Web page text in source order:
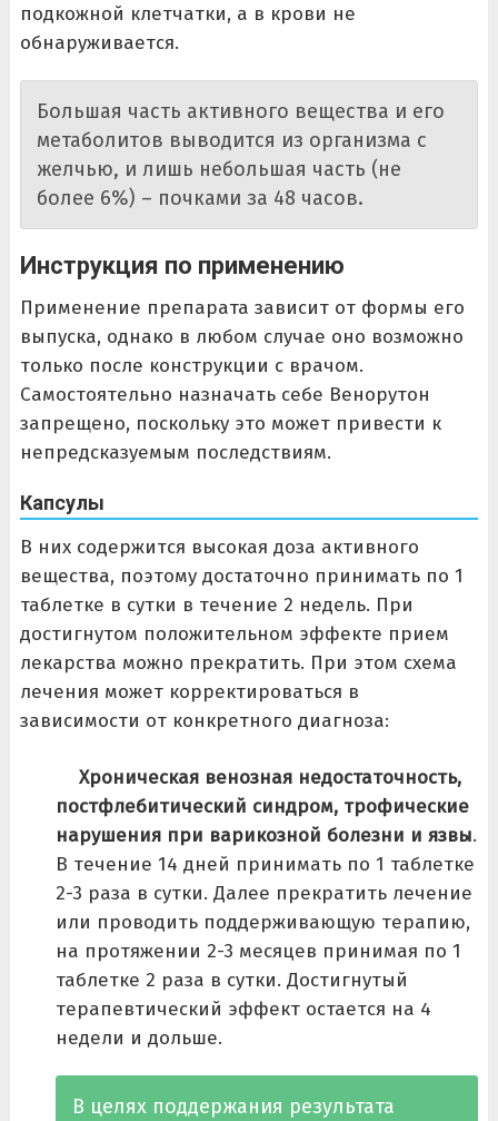
подкожной клетчатки, а в крови не
обнаруживается.
Большая часть активного вещества и его
метаболитов выводится из организма с
желчью, и лишь небольшая часть (не
более 6%) – почками за 48 часов.
Инструкция по применению
Применение препарата зависит от формы его
выпуска, однако в любом случае оно возможно
только после конструкции с врачом.
Самостоятельно назначать себе Венорутон
запрещено, поскольку это может привести к
непредсказуемым последствиям.
Капсулы
В них содержится высокая доза активного
вещества, поэтому достаточно принимать по 1
таблетке в сутки в течение 2 недель. При
достигнутом положительном эффекте прием
лекарства можно прекратить. При этом схема
лечения может корректироваться в
зависимости от конкретного диагноза:
Хроническая венозная недостаточность,
постфлебитический синдром, трофические
нарушения при варикозной болезни и язвы.
В течение 14 дней принимать по 1 таблетке
2-3 раза в сутки. Далее прекратить лечение
или проводить поддерживающую терапию,
на протяжении 2-3 месяцев принимая по 1
таблетке 2 раза в сутки. Достигнутый
терапевтический эффект остается на 4
недели и дольше.
В целях поддержания результата